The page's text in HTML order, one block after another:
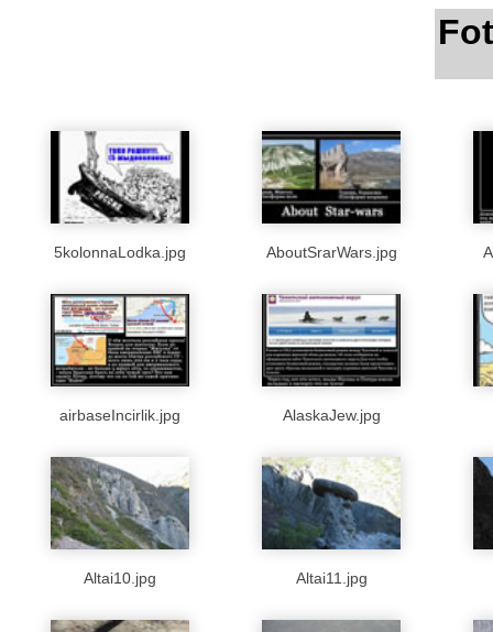
5kolonnaLodka.jpg AboutSrarWars.jpg
airbaseIncirlik.jpg AlaskaJew.jpg
Altai10.jpg Altai11.jpg